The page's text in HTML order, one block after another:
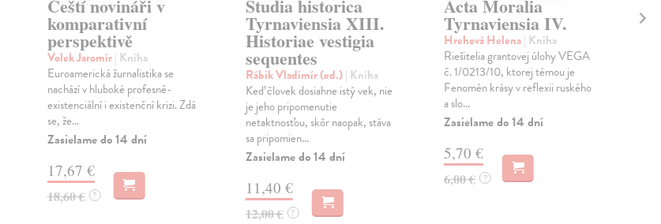
Čeští novináři v
komparativní
perspektivě
Volek Jaromír| Kniha
Euroamerická žurnalistika se
nachází v hluboké profesně-
existenciální i existenční krizi. Zdá
se, že...
Zasielame do 14 dní
17,67 €
18,60 € ?
Studia historica
Tyrnaviensia XIII.
Historiae vestigia
sequentes
Rábik Vladimír (ed.)| Kniha
Keď človek dosiahne istý vek, nie
je jeho pripomenutie
netaktnosťou, skôr naopak, stáva
sa pripomien...
Zasielame do 14 dní
11,40 €
12,00 € ?
Acta Moralia
Tyrnaviensia IV.
Hrehová Helena| Kniha
Riešitelia grantovej úlohy VEGA
č. 1/0213/10, ktorej témou je
Fenomén krásy v reflexii ruského
a slo...
Zasielame do 14 dní
5,70 €
6,00 € ?